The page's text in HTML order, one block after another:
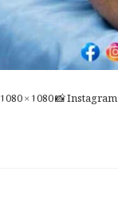
1080 × 1080📸 Instagram